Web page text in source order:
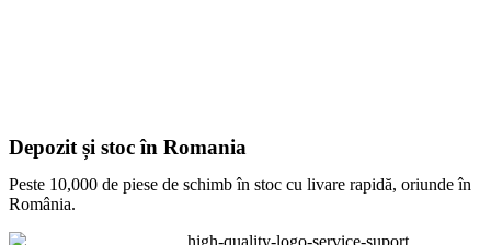
Depozit și stoc în Romania
Peste 10,000 de piese de schimb în stoc cu livare rapidă, oriunde în
România.